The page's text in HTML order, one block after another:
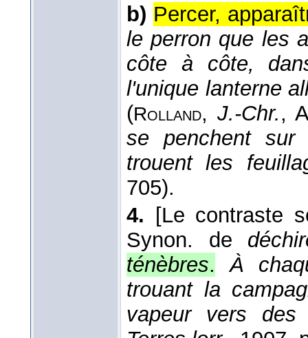
b) Percer,
le perron que les
côte à côte,
l'unique lanterne
(Rolland, J.-Chr.,
se penchent sur
trouent les
705).
4.
[Le contraste
Synon. de
ténèbres.
À
trouant la
vapeur vers des